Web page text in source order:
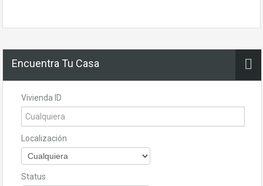
Encuentra Tu Casa
Vivienda ID
Localización
Status